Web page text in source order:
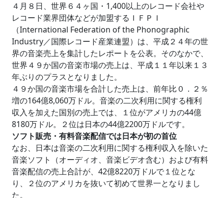
４月８日、世界６４ヶ国・1,400以上のレコード会社や
レコード業界団体などが加盟するＩＦＰＩ
（International Federation of the Phonographic
Industry／国際レコード産業連盟）は、平成２４年の世
界の音楽売上を集計したレポートを公表。そのなかで、
世界４９か国の音楽市場の売上は、平成１１年以来１３
年ぶりのプラスとなりました。
４９か国の音楽市場を合計した売上は、前年比０．２％
増の164億8,060万ドル。音楽の二次利用に関する権利
収入を加えた国別の売上では、１位がアメリカの44億
8180万ドル。２位は日本の44億2200万ドルです。
ソフト販売・有料音楽配信では日本が初の首位
なお、日本は音楽の二次利用に関する権利収入を除いた
音楽ソフト（オーディオ、音楽ビデオ含む）および有料
音楽配信の売上合計が、42億8220万ドルで１位とな
り、２位のアメリカを抜いて初めて世界一となりまし
た。